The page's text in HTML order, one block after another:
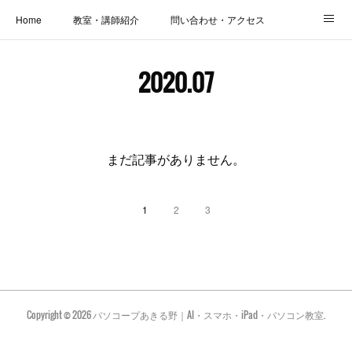
Home 教室・講師紹介 問い合わせ・アクセス
お役立ちブログ | スマホ・パソコン
2020.07
まだ記事がありません。
1 2 3
Copyright ©2026パソコープあきる野｜AI・スマホ・iPad・パソコン教室.